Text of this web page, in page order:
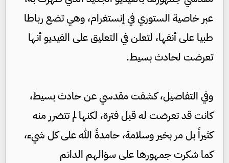
عبر خاصية الستوري في إنستغرام، وهي تضع رباطا
طبيا على أنفها، لتعلن في التعليق على الفيديو أنها
تعرضت لحادث بسيط.
وفي التفاصيل، كشفت مقدسي عن حادث بسيط،
كانت قد تعرضت له قبل فترة، لكنها لم تتضرر منه
كثيراً بل مر بخير وسلامة، حامدةً الله على كل شيء،
كما شكرت جمهورها على سؤالهم الدائم